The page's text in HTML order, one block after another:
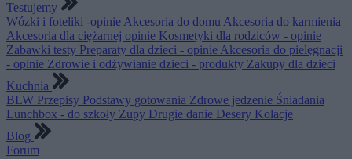
Testujemy
Wózki i foteliki -opinie Akcesoria do domu Akcesoria do karmienia
Akcesoria dla ciężarnej opinie Kosmetyki dla rodziców - opinie
Zabawki testy Preparaty dla dzieci - opinie Akcesoria do pielęgnacji
- opinie Zdrowie i odżywianie dzieci - produkty Zakupy dla dzieci
Kuchnia
BLW Przepisy Podstawy gotowania Zdrowe jedzenie Śniadania
Lunchbox - do szkoły Zupy Drugie danie Desery Kolacje
Blog
Forum